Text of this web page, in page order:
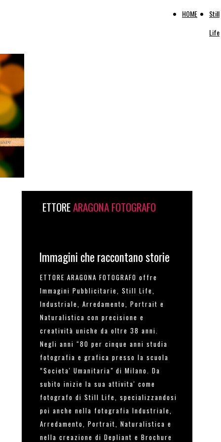
HOME
Still
Life
ETTOREARAGONA FOTOGRAFO
Immagini che raccontano storie
ETTORE ARAGONA FOTOGRAFO offre
Immagini Pubblicitarie, Still Life,
Industriale, Arredamento, Portrait e
Naturalistica con precisione e
creatività uniche da oltre 38 anni.
Negli anni “80 per cinque anni studia
fotografia e grafica presso la scuola
”Societa' Umanitaria" di Milano. Da
subito inizie la sua attivita' come
fotografo di Still Life, specializzandosi
poi anche nella fotografia Industriale,
Arredamento, Portrait, Naturalistica e
nella creazione di Depliant e Brochure